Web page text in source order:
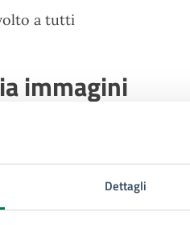
Dettagli
a tutti
immagini